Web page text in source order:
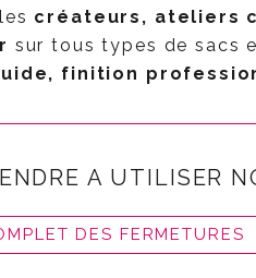
créateurs, ateliers
sur tous types de sacs
finition
A UTI LISER
DES FERMETURES